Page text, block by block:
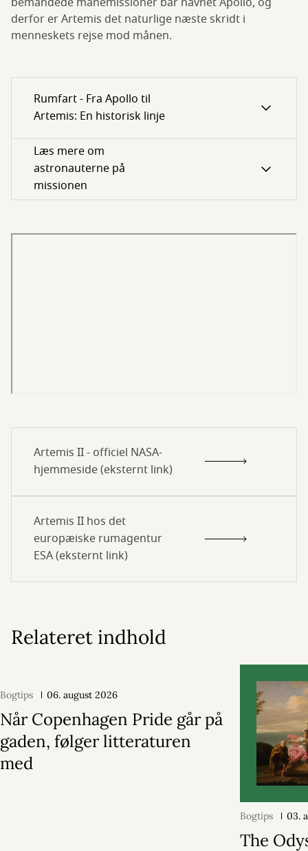
derfor er Artemis det naturlige næste skridt i
menneskets rejse mod månen.
Rumfart - Fra Apollo til
Artemis: En historisk linje
Læs mere om
astronauterne på
missionen
Artemis II - officiel NASA-
hjemmeside (eksternt link)
Artemis II hos det
europæiske rumagentur
ESA (eksternt link)
Relateret indhold
Bogtips 06. august 2026
Når Copenhagen Pride går på
gaden, følger litteraturen
med
Bogtips 03.
The